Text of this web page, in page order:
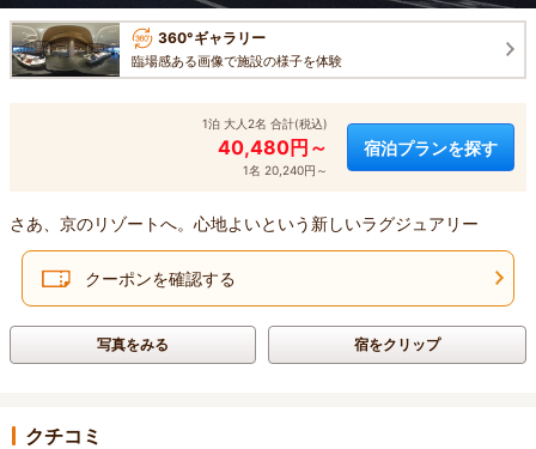
360°ギャラリー
臨場感ある画像で施設の様子を体験
1泊 大人2名 合計(税込)
40,480円～
1名 20,240円～
宿泊プランを探す
さあ、京のリゾートへ。心地よいという新しいラグジュアリー
クーポンを確認する
写真をみる 宿をクリップ
クチコミ